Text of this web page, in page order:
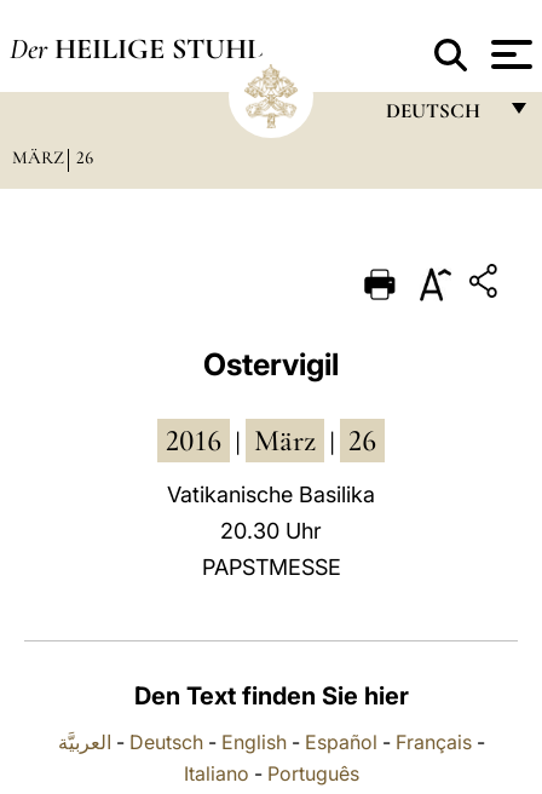
Der HEILIGE STUHL
DEUTSCH
PORTUGUÊS
MÄRZ 26
Ostervigil
2016 März 26
Vatikanische Basilika
20.30 Uhr
PAPSTMESSE
Den Text finden Sie hier
العربيَّة - Deutsch- English- Español - Français-
Italiano - Português